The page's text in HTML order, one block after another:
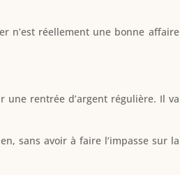
n’est réellement une bonne affaire
une rentrée d’argent régulière. Il va
sans avoir à faire l’impasse sur la